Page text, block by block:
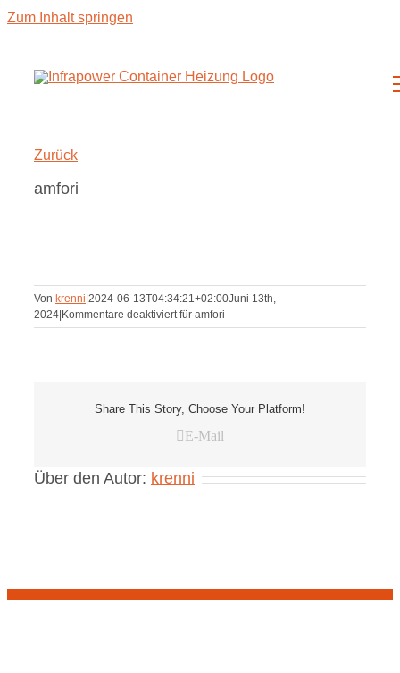
Zum Inhalt springen
Zurück
amfori
Von krenni 2024-06-13T04:34:21+02:00Juni 13th,
2024 Kommentare deaktiviertfür amfori
Share This Story, Choose Your Platform!
E-Mail
Über den Autor: krenni